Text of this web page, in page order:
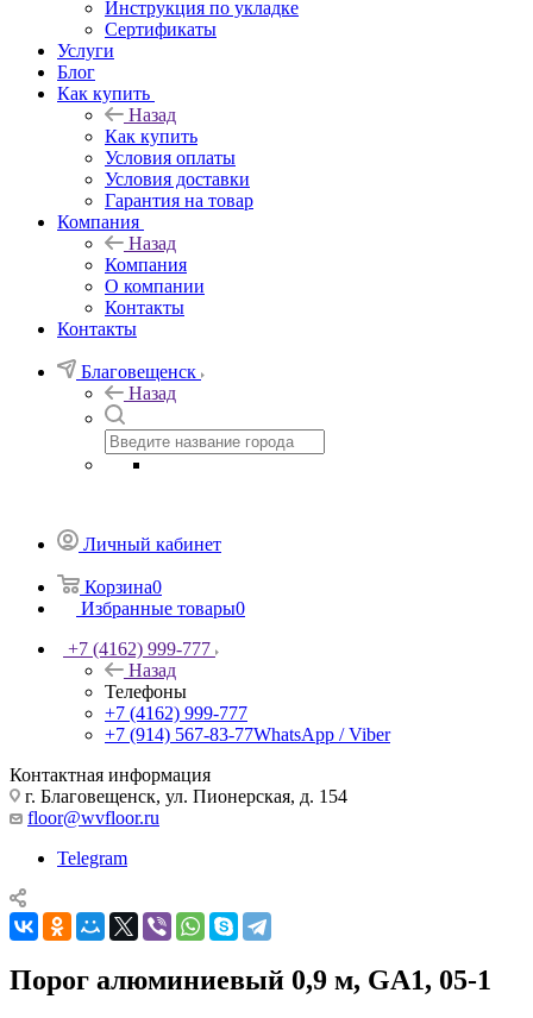
Инструкция по укладке
Сертификаты
Услуги
Блог
Как купить
Назад
Как купить
Условия оплаты
Условия доставки
Гарантия на товар
Компания
Назад
Компания
О компании
Контакты
Контакты
Благовещенск
Назад
Личный кабинет
Корзина0
Избранные товары0
+7 (4162) 999-777
Назад
Телефоны
+7 (4162) 999-777
+7 (914) 567-83-77WhatsApp / Viber
Контактная информация
г. Благовещенск, ул. Пионерская, д. 154
floor@wvfloor.ru
Telegram
Порог алюминиевый 0,9 м, GA1, 05-1